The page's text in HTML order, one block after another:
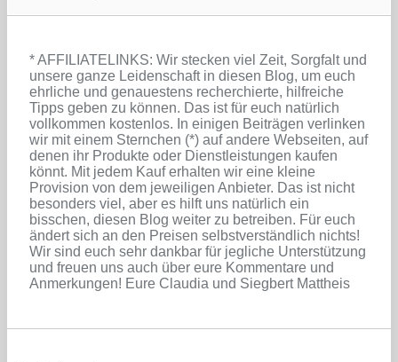
* AFFILIATELINKS: Wir stecken viel Zeit, Sorgfalt und
unsere ganze Leidenschaft in diesen Blog, um euch
ehrliche und genauestens recherchierte, hilfreiche
Tipps geben zu können. Das ist für euch natürlich
vollkommen kostenlos. In einigen Beiträgen verlinken
wir mit einem Sternchen (*) auf andere Webseiten, auf
denen ihr Produkte oder Dienstleistungen kaufen
könnt. Mit jedem Kauf erhalten wir eine kleine
Provision von dem jeweiligen Anbieter. Das ist nicht
besonders viel, aber es hilft uns natürlich ein
bisschen, diesen Blog weiter zu betreiben. Für euch
ändert sich an den Preisen selbstverständlich nichts!
Wir sind euch sehr dankbar für jegliche Unterstützung
und freuen uns auch über eure Kommentare und
Anmerkungen! Eure Claudia und Siegbert Mattheis